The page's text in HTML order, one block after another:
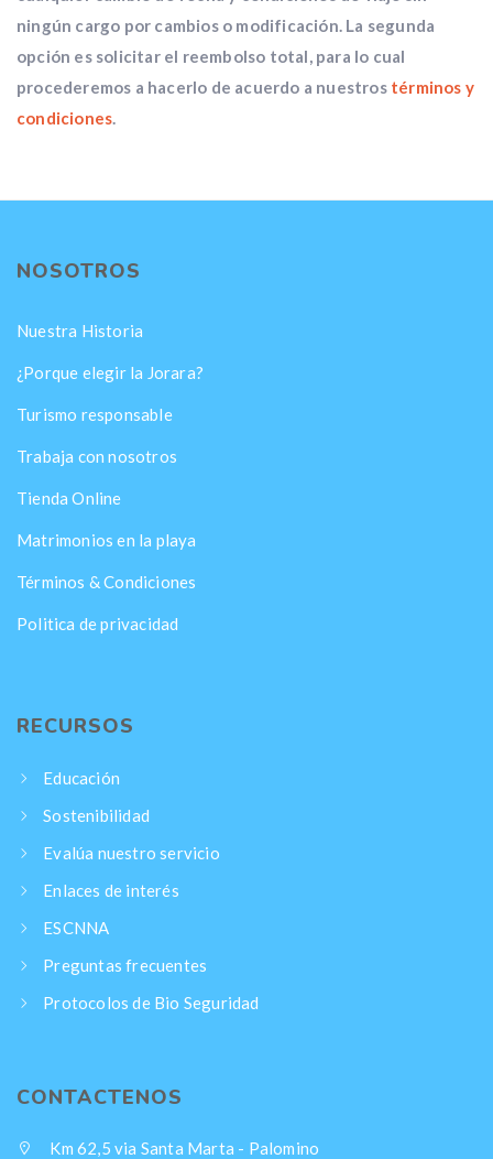
ningún cargo por cambios o modificación. La segunda
opción es solicitar el reembolso total, para lo cual
procederemos a hacerlo de acuerdo a nuestros términos y
condiciones.
NOSOTROS
Nuestra Historia
¿Porque elegir la Jorara?
Turismo responsable
Trabaja con nosotros
Tienda Online
Matrimonios en la playa
Términos & Condiciones
Politica de privacidad
RECURSOS
Educación
Sostenibilidad
Evalúa nuestro servicio
Enlaces de interés
ESCNNA
Preguntas frecuentes
Protocolos de Bio Seguridad
CONTACTENOS
Km 62,5 via Santa Marta - Palomino